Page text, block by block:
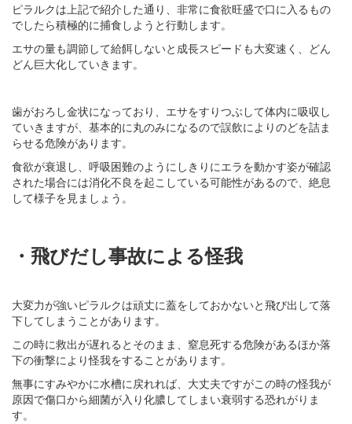
ピラルクは上記で紹介した通り、非常に食欲旺盛で口に入るもの
でしたら積極的に捕食しようと行動します。
エサの量も調節して給餌しないと成長スピードも大変速く、どん
どん巨大化していきます。
歯がおろし金状になっており、エサをすりつぶして体内に吸収し
ていきますが、基本的に丸のみになるので誤飲によりのどを詰ま
らせる危険があります。
食欲が衰退し、呼吸困難のようにしきりにエラを動かす姿が確認
された場合には消化不良を起こしている可能性があるので、絶息
して様子を見ましょう。
・飛びだし事故による怪我
大変力が強いピラルクは頑丈に蓋をしておかないと飛び出して落
下してしまうことがあります。
この時に救出が遅れるとそのまま、窒息死する危険があるほか落
下の衝撃により怪我をすることがあります。
無事にすみやかに水槽に戻れれば、大丈夫ですがこの時の怪我が
原因で傷口から細菌が入り化膿してしまい衰弱する恐れがりま
す。